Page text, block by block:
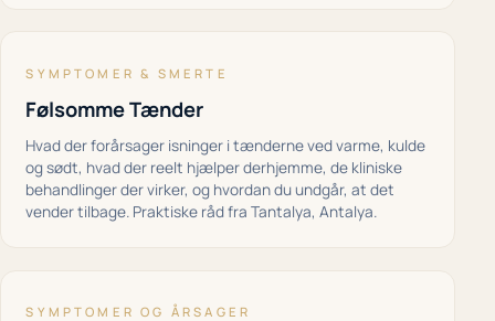
SYMPTOMER & SMERTE
Følsomme Tænder
Hvad der forårsager isninger i tænderne ved varme, kulde
og sødt, hvad der reelt hjælper derhjemme, de kliniske
behandlinger der virker, og hvordan du undgår, at det
vender tilbage. Praktiske råd fra Tantalya, Antalya.
SYMPTOMER OG ÅRSAGER